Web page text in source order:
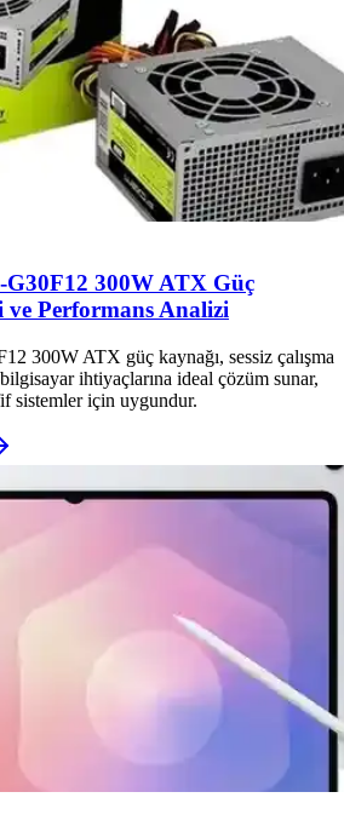
300W ATX Güç
ve Performans Analizi
300W ATX güç kaynağı, sessiz çalışma
ihtiyaçlarına ideal çözüm sunar,
sistemler için uygundur.